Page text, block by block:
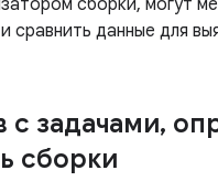
сборки, могут
сравнить данные для
с задачами,
сборки